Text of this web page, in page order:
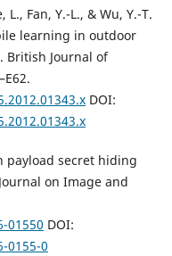
L., Fan, Y.-L., & Wu, Y.-T.
learning in outdoor
British Journal of
DOI:
payload secret hiding
on Image and
01550 DOI:
0155-0